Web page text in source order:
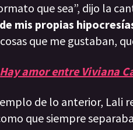
que sea”, dijo la
mis propias
que me gustaban,
amor entre Viviana
de lo anterior, Lali
que siempre